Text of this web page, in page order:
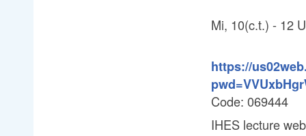
Mi, 10(c.t.) - 12
https://
Code: 069444
IHES lecture